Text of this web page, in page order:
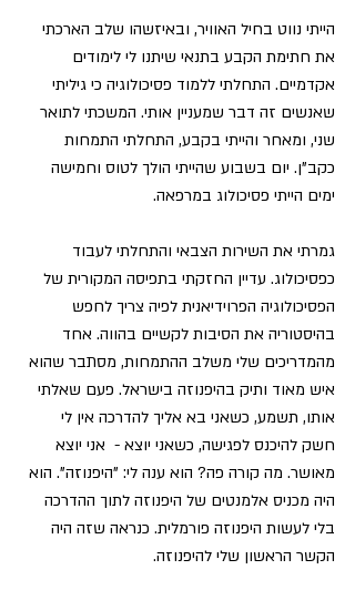
הייתי נווט בחיל האוויר, ובאיזשהו שלב הארכתי
את חתימת הקבע בתנאי שיתנו לי לימודים
אקדמיים. התחלתי ללמוד פסיכולוגיה כי גיליתי
שאנשים זה דבר שמעניין אותי. המשכתי לתואר
שני, ומאחר והייתי בקבע, התחלתי התמחות
כקב"ן. יום בשבוע שהייתי הולך לטוס וחמישה
ימים הייתי פסיכולוג במרפאה.
גמרתי את השירות הצבאי והתחלתי לעבוד
כפסיכולוג. עדיין החזקתי בתפיסה המקורית של
הפסיכולוגיה הפרוידיאנית לפיה צריך לחפש
בהיסטוריה את הסיבות לקשיים בהווה. אחד
מהמדריכים שלי משלב ההתמחות, מסתבר שהוא
איש מאוד ותיק בהיפנוזה בישראל. פעם שאלתי
אותו, תשמע, כשאני בא אליך להדרכה אין לי
חשק להיכנס לפגישה, כשאני יוצא -  אני יוצא
מאושר. מה קורה פה? הוא ענה לי: "היפנוזה". הוא
היה מכניס אלמנטים של היפנוזה לתוך ההדרכה
בלי לעשות היפנוזה פורמלית. כנראה שזה היה
הקשר הראשון שלי להיפנוזה.